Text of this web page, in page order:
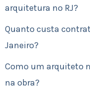
arquitetura no RJ?
Quanto custa
Janeiro?
Como um arquiteto
na obra?